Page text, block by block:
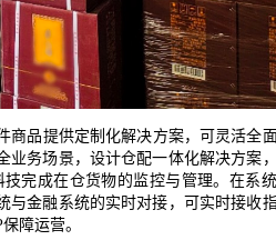
商品提供定制化解决方案，可灵活全
业务场景，设计仓配一体化解决方案
完成在仓货物的监控与管理。在系
与金融系统的实时对接，可实时接收
保障运营。